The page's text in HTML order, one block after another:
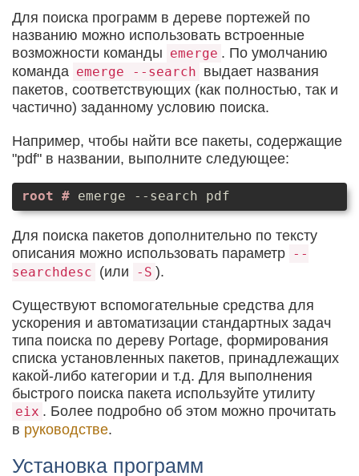
Для поиска программ в дереве портежей по
названию можно использовать встроенные
возможности команды emerge . По умолчанию
команда emerge --search выдает названия
пакетов, соответствующих (как полностью, так и
частично) заданному условию поиска.
Например, чтобы найти все пакеты, содержащие
"pdf" в названии, выполните следующее:
emerge --search pdf
Для поиска пакетов дополнительно по тексту
описания можно использовать параметр --
searchdesc (или -S ).
Существуют вспомогательные средства для
ускорения и автоматизации стандартных задач
типа поиска по дереву Portage, формирования
списка установленных пакетов, принадлежащих
какой-либо категории и т.д. Для выполнения
быстрого поиска пакета используйте утилиту
eix . Более подробно об этом можно прочитать
в руководстве.
Установка программ